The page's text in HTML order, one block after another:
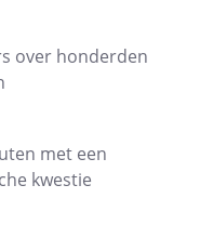
over honderden
met een
kwestie